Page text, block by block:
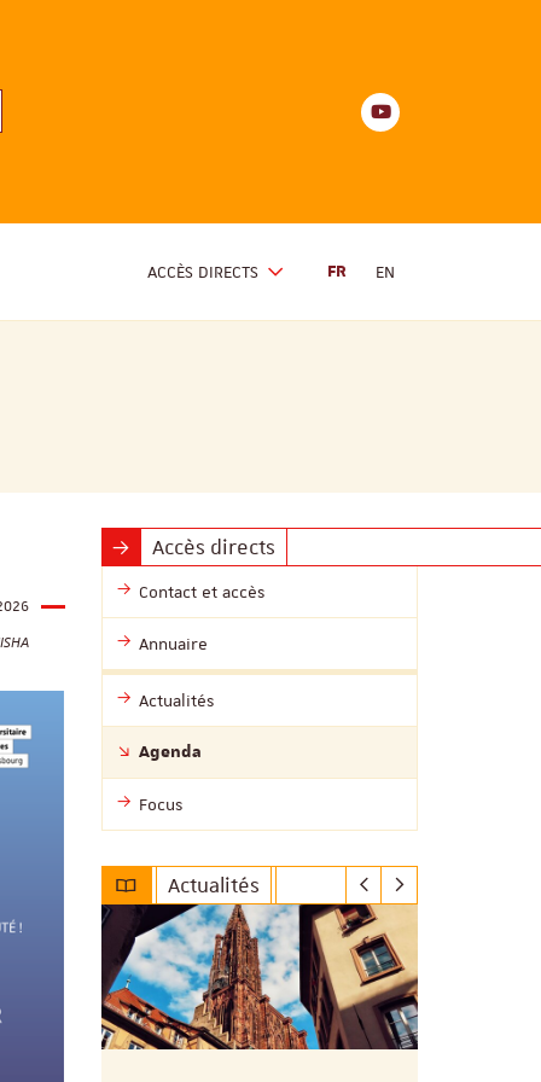
Youtube
ACCÈS DIRECTS FR EN
Accès directs
Contact et accès
Annuaire
Actualités
Agenda
Focus
Actualités